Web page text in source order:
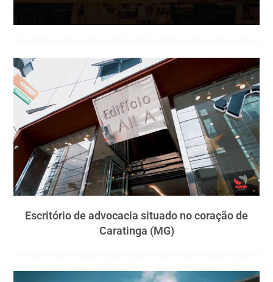
Escritório de advocacia situado no coração de
Caratinga (MG)